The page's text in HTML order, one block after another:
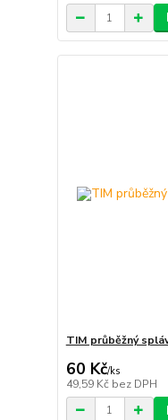
TIM průběžný
60 Kč/ks
49,59 Kč bez DPH